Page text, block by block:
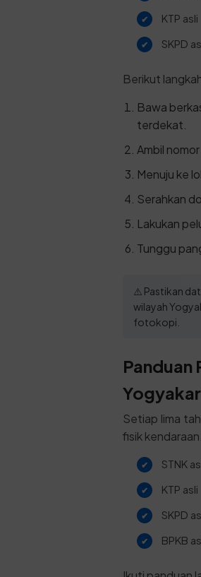
KTP asli
SKPD
Berikut
Bawa
terdekat.
Ambil
Menuju ke
Serahkan
Lakukan
Tunggu
⚠️ Pastikan
wilayah
fotokopi.
Panduan
Setiap lima
fisik
STNK
KTP asli
SKPD
BPKB